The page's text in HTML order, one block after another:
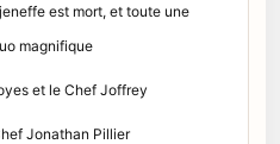
est mort, et toute une
magnifique
et le Chef Joffrey
Jonathan Pillier